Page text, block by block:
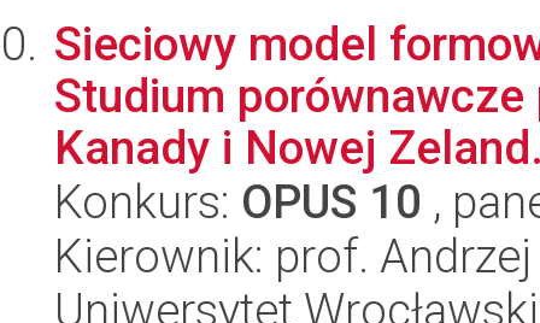
Sieciowy model
Studium
Kanady i Nowej
Konkurs: OPUS 10 ,
Kierownik: prof.
Uniwersytet